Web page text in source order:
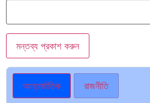
আন্তর্জাতিক রাজনীতি